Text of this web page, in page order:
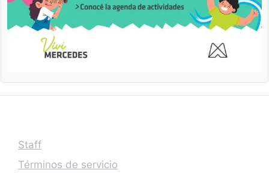
Staff
Términos de servicio